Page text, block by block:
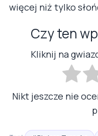
więcej niż tylko
Czy ten
Kliknij na
Nikt jeszcze nie